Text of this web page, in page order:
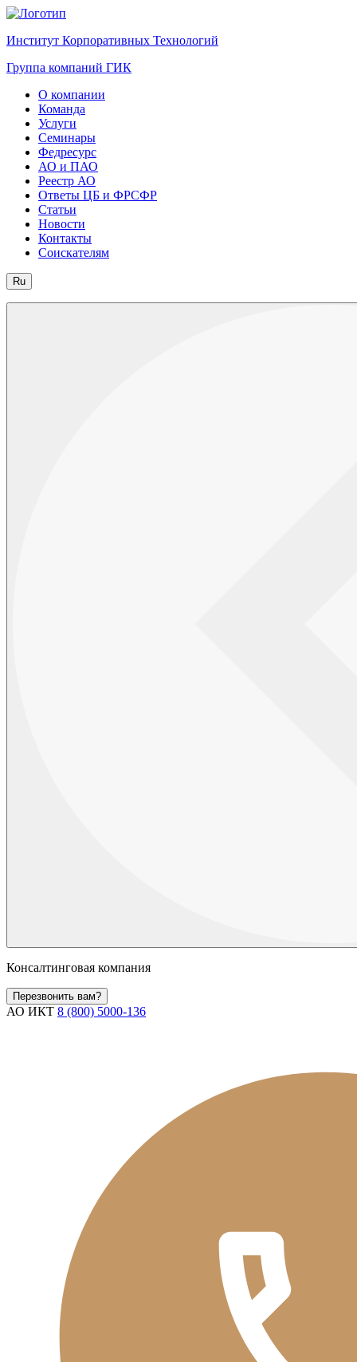
Институт Корпоративных Технологий
Группа компаний ГИК
О компании
Команда
Услуги
Семинары
Федресурс
АО и ПАО
Реестр АО
Ответы ЦБ и ФРСФР
Статьи
Новости
Контакты
Соискателям
Ru
Консалтинговая компания
Перезвонить вам?
АО ИКТ 8 (800) 5000-136